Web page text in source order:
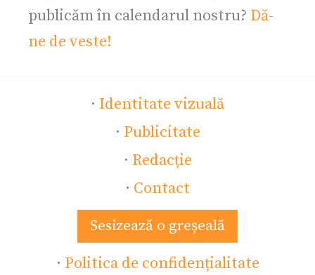
publicăm în calendarul nostru? Dă-
ne de veste!
· Identitate vizuală
· Publicitate
· Redacție
· Contact
Sesizează o greșeală
· Politica de confidențialitate